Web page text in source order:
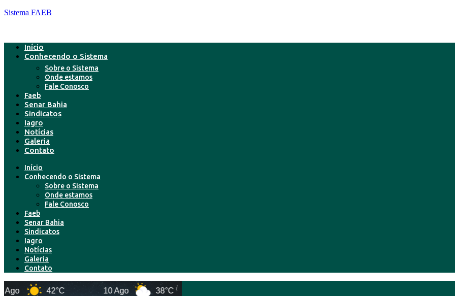
Sistema FAEB
Início
Conhecendo o Sistema
Sobre o Sistema
Onde estamos
Fale Conosco
Faeb
Senar Bahia
Sindicatos
Iagro
Notícias
Galeria
Contato
Início
Conhecendo o Sistema
Sobre o Sistema
Onde estamos
Fale Conosco
Faeb
Senar Bahia
Sindicatos
Iagro
Notícias
Galeria
Contato
42°C 10 Ago 38°C